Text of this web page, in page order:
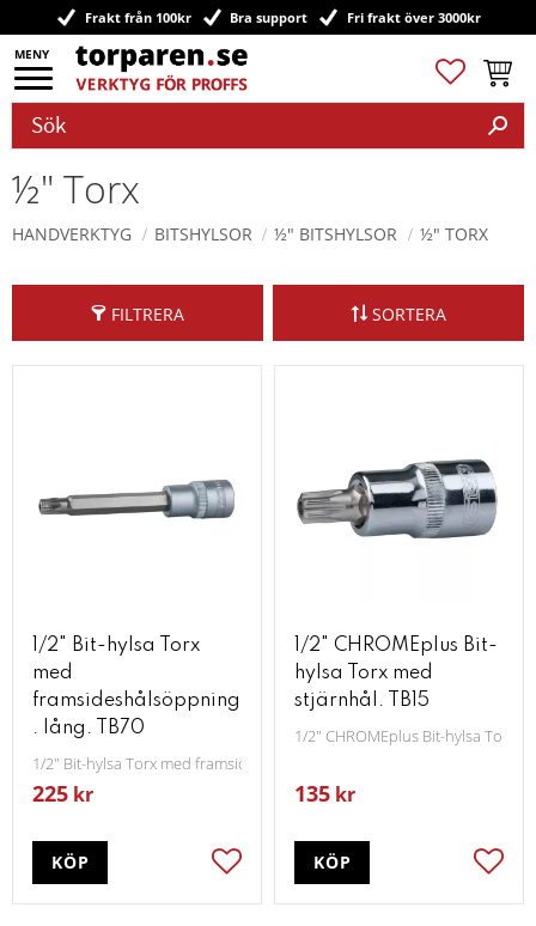
Meny
Frakt från 100kr Bra support Fri frakt över 3000kr
Favoriter
½" Torx
HANDVERKTYG BITSHYLSOR ½" BITSHYLSOR ½" TORX
FILTRERA SORTERA
1/2" Bit-hylsa Torx
med
framsideshålsöppning
. lång. TB70
1/2" Bit-hylsa Torx med framsideshålsöppning lång TB70
225 kr
Lägg till i favoriter
KÖP
1/2" CHROMEplus Bit-
hylsa Torx med
stjärnhål. TB15
1/2" CHROMEplus Bit-hylsa Torx
135 kr
KÖP